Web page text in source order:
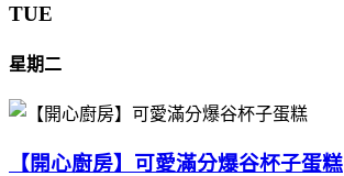
TUE
星期二
【開心廚房】可愛滿分爆谷杯子蛋糕